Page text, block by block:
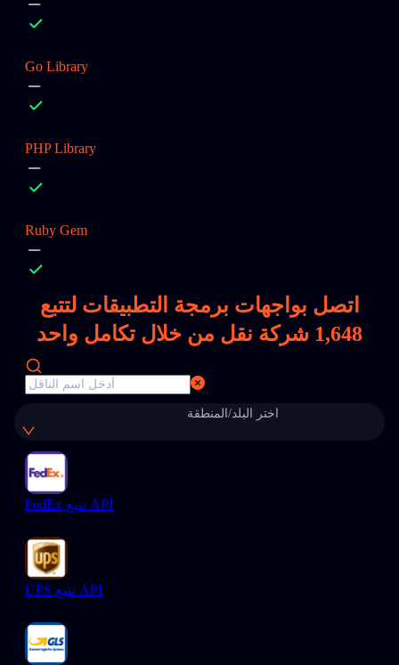
Go Library
PHP Library
Ruby Gem
اتصل بواجهات برمجة التطبيقات لتتبع
1,648 شركة نقل من خلال تكامل واحد
اختر البلد/المنطقة
FedEx تتبع API
UPS تتبع API